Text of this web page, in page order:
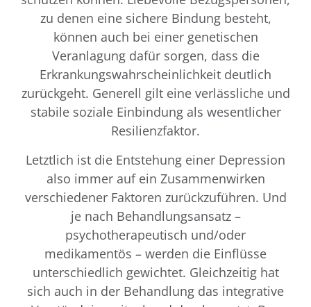
zu denen eine sichere Bindung besteht,
können auch bei einer genetischen
Veranlagung dafür sorgen, dass die
Erkrankungswahrscheinlichkeit deutlich
zurückgeht. Generell gilt eine verlässliche und
stabile soziale Einbindung als wesentlicher
Resilienzfaktor.
Letztlich ist die Entstehung einer Depression
also immer auf ein Zusammenwirken
verschiedener Faktoren zurückzuführen. Und
je nach Behandlungsansatz –
psychotherapeutisch und/oder
medikamentös – werden die Einflüsse
unterschiedlich gewichtet. Gleichzeitig hat
sich auch in der Behandlung das integrative